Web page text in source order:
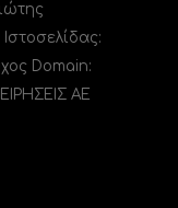
Domain:
ΑΕ